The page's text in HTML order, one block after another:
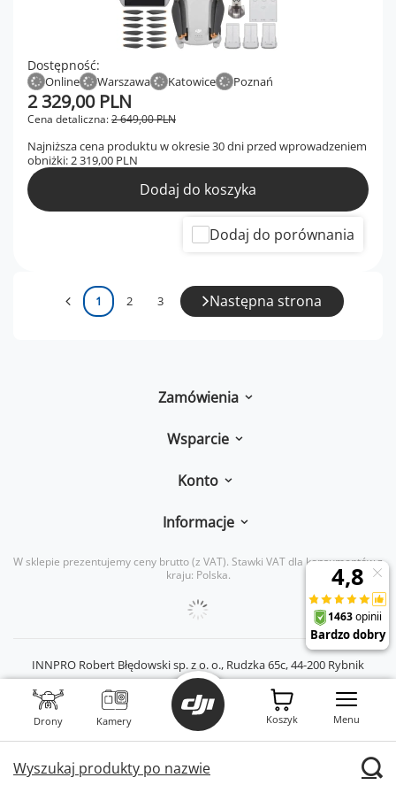
Drony Kamery
Wyszukaj produkty po nazwie
Koszyk Menu
Dostępność:
Online Warszawa Katowice Poznań
Cena detaliczna:2 649,00 PLN
2 329,00 PLN
Najniższa cena produktu w okresie 30 dni przed wprowadzeniem
obniżki: 2 319,00 PLN
Dodaj do koszyka
Dodaj do porównania
1 2 3 Następna strona
Zamówienia
Wsparcie
Konto
Informacje
W sklepie prezentujemy ceny brutto (z VAT). Stawki VAT dla konsumentów z
kraju: Polska.
INNPRO Robert Błędowski sp. z o. o., Rudzka 65c,44-200 Rybnik
mail:kontakt@dji-ars.pl telefon:
NIP: PL6423234719 | 0000944160